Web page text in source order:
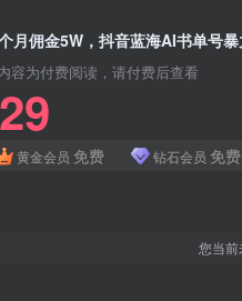
月佣金5W，抖音蓝海AI书单号
容为付费阅读，请付费后查看
29
黄金会员 免费 钻石会员 免费
您当前